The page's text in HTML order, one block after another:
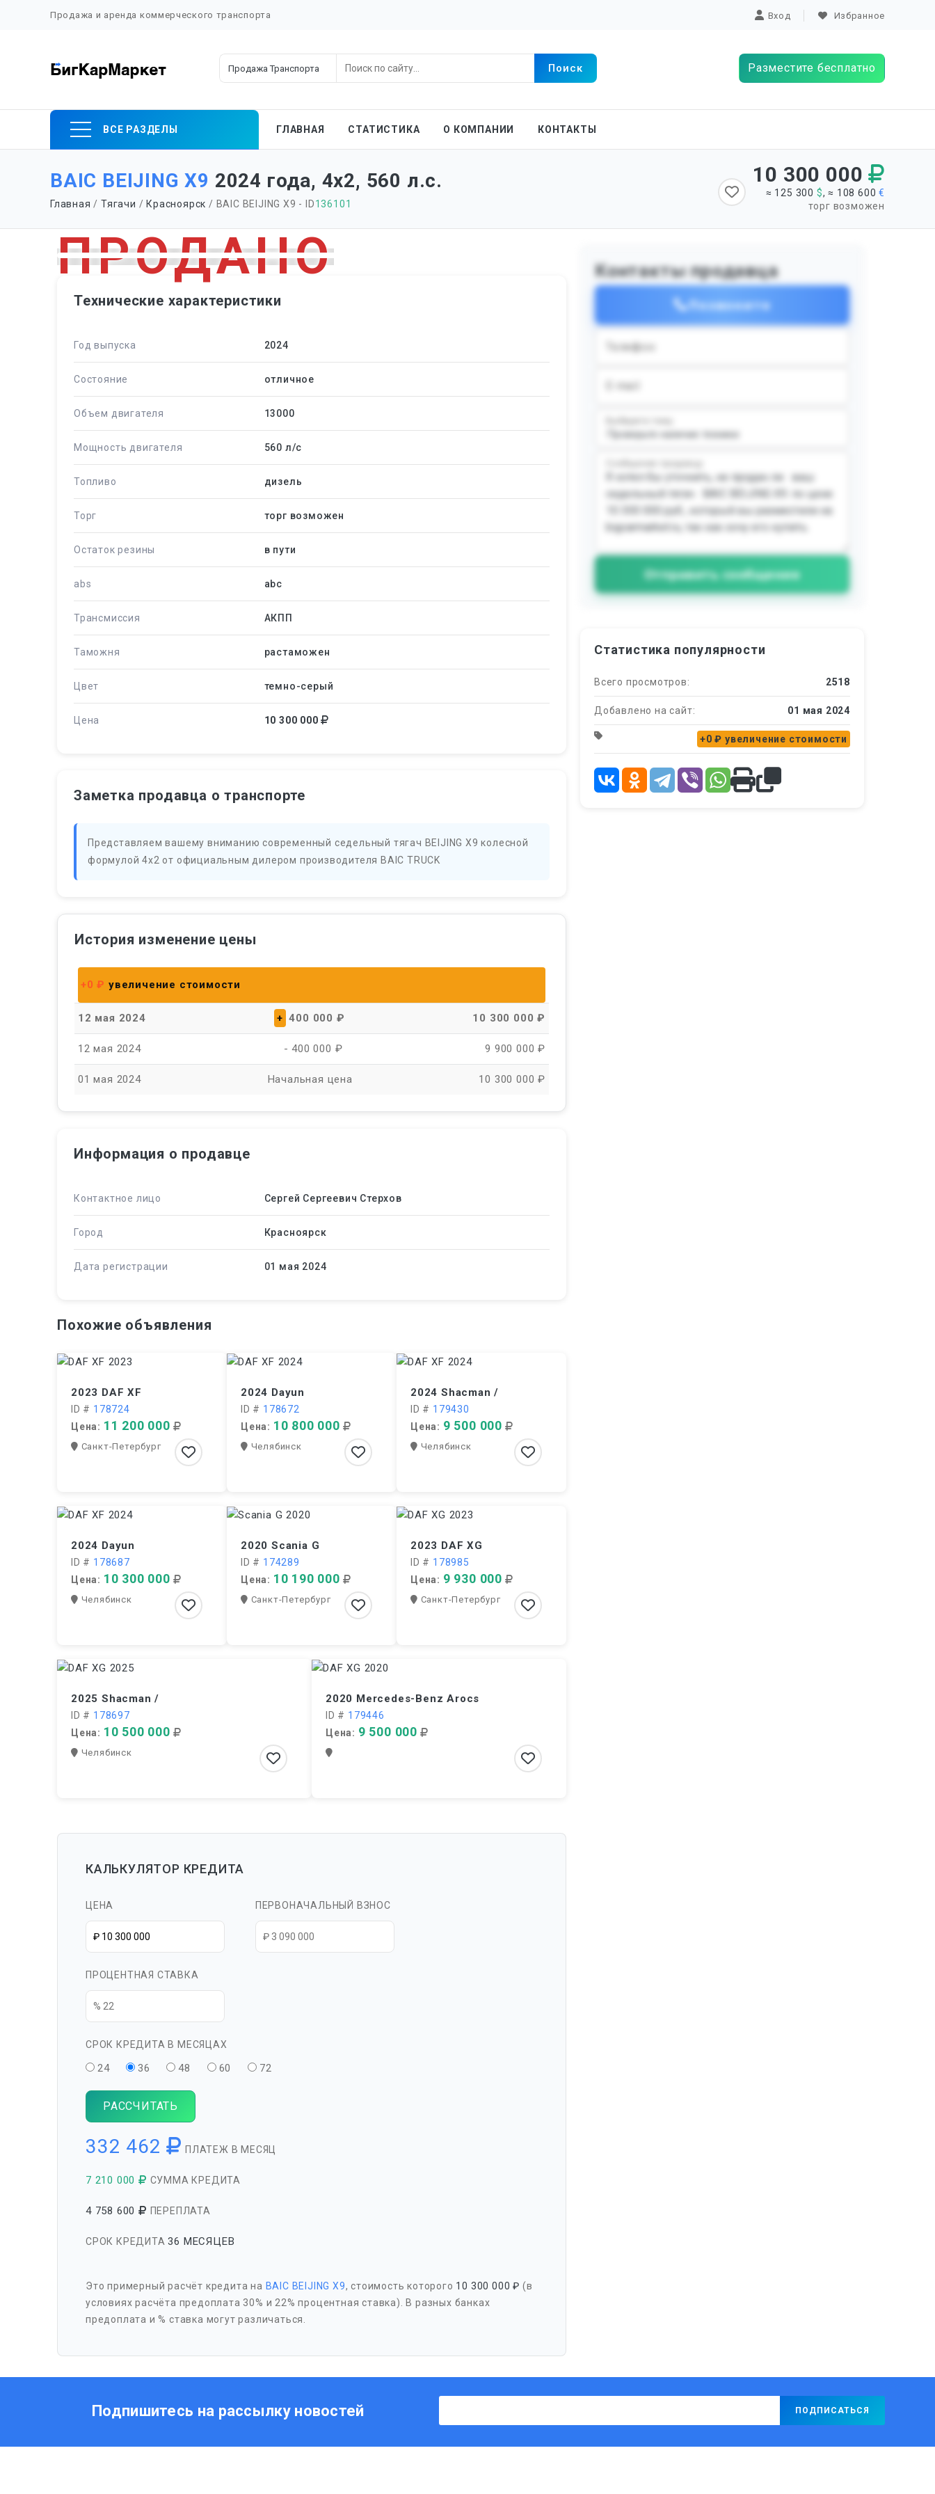
Продажа и аренда коммерческого транспорта Вход Избранное
Разместите бесплатно
ВСЕ РАЗДЕЛЫ
content
ГЛАВНАЯ СТАТИСТИКА О КОМПАНИИ КОНТАКТЫ
BAIC BEIJING X9 2024 года, 4х2, 560 л.с.
Главная /Тягачи /Красноярск / BAIC BEIJING X9 - ID136101
10 300 000
≈ 125 300 $, ≈ 108 600€
торг возможен
Технические характеристики
Год выпуска 2024
Состояние отличное
Объем двигателя 13000
Мощность двигателя 560 л/c
Топливо дизель
Торг торг возможен
Остаток резины в пути
abs abc
Трансмиссия АКПП
Таможня растаможен
Цвет темно-серый
Цена 10 300 000
Заметка продавца о транспорте
Представляем вашему вниманию современный седельный тягач BEIJING X9 колесной
формулой 4х2 от официальным дилером производителя BAIC TRUCK
История изменение цены
+0 ₽ увеличение стоимости
12 мая 2024 + 400 000 ₽ 10 300 000 ₽
12 мая 2024 - 400 000 ₽ 9 900 000 ₽
01 мая 2024 Начальная цена 10 300 000 ₽
Информация о продавце
Контактное лицо Сергей Сергеевич Стерхов
Город Красноярск
Дата регистрации 01 мая 2024
Похожие объявления
2023 DAF XF
ID # 178724
Цена: 11 200 000
Санкт-Петербург
2024 Dayun
ID # 178672
Цена: 10 800 000
Челябинск
2024 Shacman /
ID # 179430
Цена: 9 500 000
Челябинск
2024 Dayun
ID # 178687
Цена: 10 300 000
Челябинск
2020 Scania G
ID # 174289
Цена: 10 190 000
Санкт-Петербург
2023 DAF XG
ID # 178985
Цена: 9 930 000
Санкт-Петербург
2025 Shacman /
ID # 178697
Цена: 10 500 000
Челябинск
2020 Mercedes-Benz Arocs
ID # 179446
Цена: 9 500 000
КАЛЬКУЛЯТОР КРЕДИТА
ЦЕНА ПЕРВОНАЧАЛЬНЫЙ ВЗНОС
ПРОЦЕНТНАЯ СТАВКА
СРОК КРЕДИТА В МЕСЯЦАХ
24 36 48 60 72
РАССЧИТАТЬ
332 462 ПЛАТЕЖ В МЕСЯЦ
7 210 000 СУММА КРЕДИТА
4 758 600 ПЕРЕПЛАТА
СРОК КРЕДИТА36 МЕСЯЦЕВ
Это примерный расчёт кредита на BAIC BEIJING X9, стоимость которого 10 300 000 ₽ (в
условиях расчёта предоплата 30% и 22% процентная ставка). В разных банках
предоплата и % ставка могут различаться.
Контакты продавца
Позвоните
Телефон
E-mail
Отправить сообщение
Статистика популярности
Всего просмотров: 2518
Добавлено на сайт: 01 мая 2024
+0 ₽ увеличение стоимости
Подпишитесь на рассылку новостей